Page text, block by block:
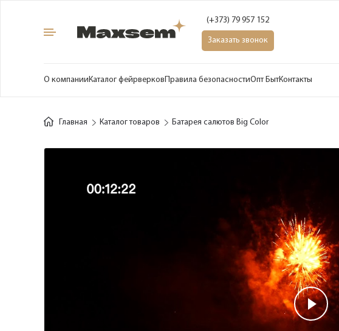
(+373) 79 957 152
Заказать звонок
О компанииКаталог фейрверковПравила безопасностиОпт БытКонтакты
Главная Каталог товаров Батарея салютов Big Color